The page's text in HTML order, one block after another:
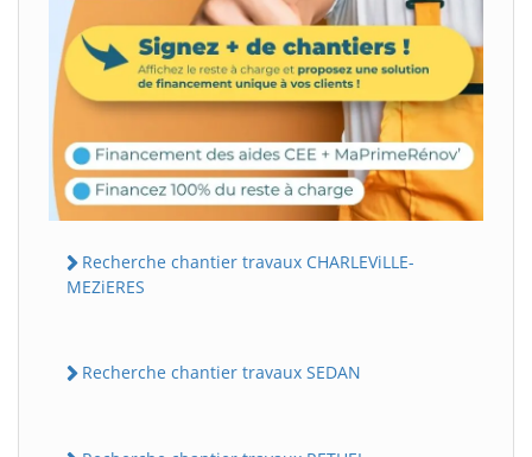
Recherche chantier travaux CHARLEViLLE-
MEZiERES
Recherche chantier travaux SEDAN